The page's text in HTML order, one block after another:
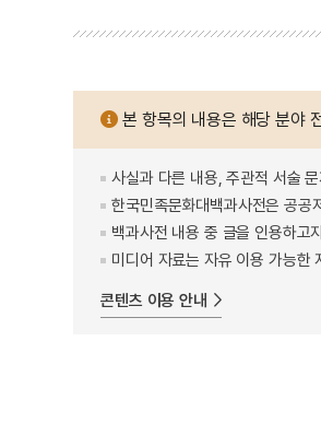
본 항목의 내용은 해당 분야
사실과 다른 내용, 주관적 서술
한국민족문화대백과사전은 공공
백과사전 내용 중 글을 인용하고
미디어 자료는 자유 이용 가능한
콘텐츠 이용 안내